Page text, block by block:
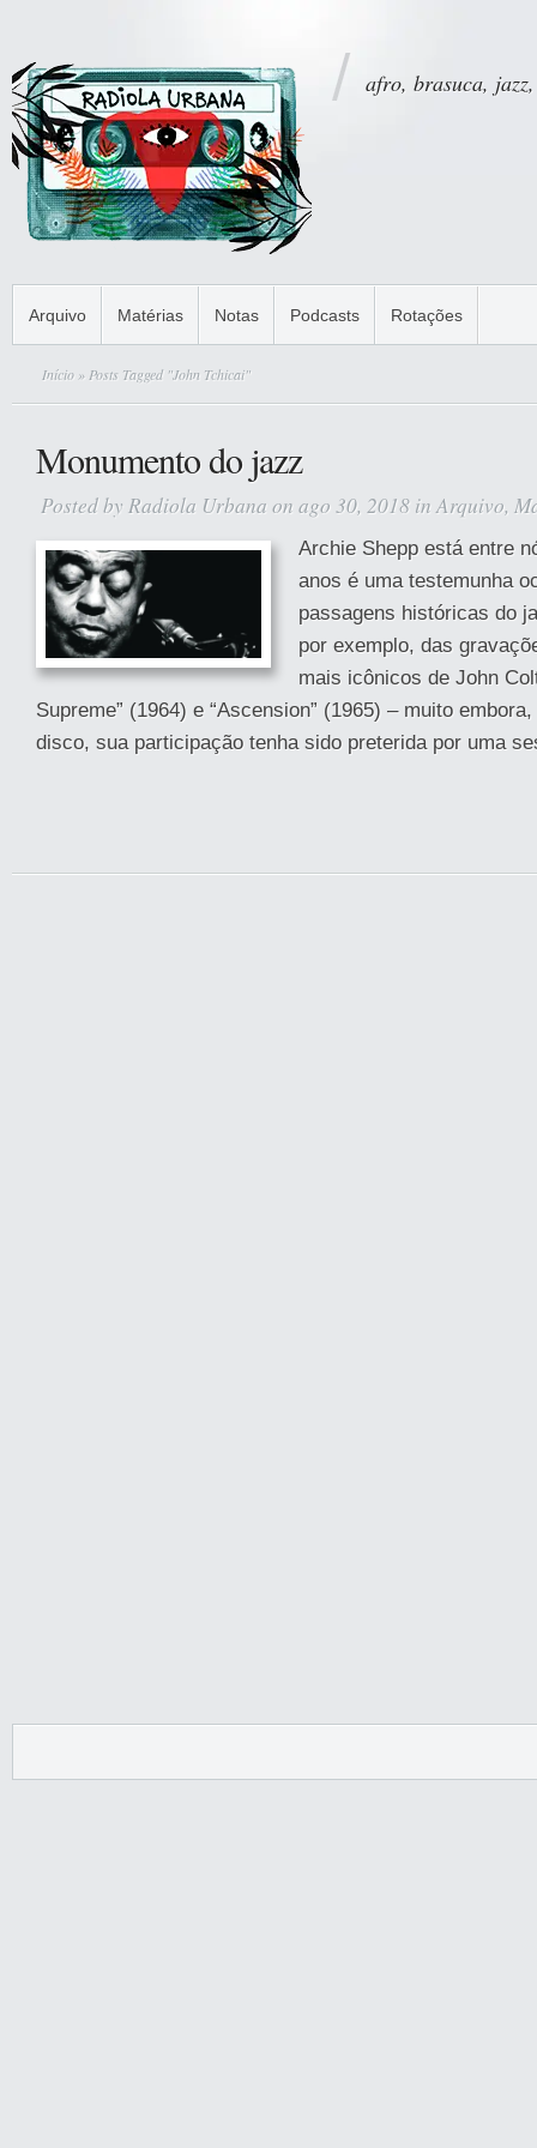
afro, brasuca,
Arquivo Matérias Notas Podcasts Rotações
Início » Posts Tagged "John Tchicai"
Monumento do jazz
Posted by Radiola Urbana on ago 30, 2018 inArquivo,
Archie Shepp está entre
anos é uma testemunha
passagens históricas do
por exemplo, das
mais icônicos de John
Supreme” (1964) e “Ascension” (1965) – muito
disco, sua participação tenha sido preterida por uma